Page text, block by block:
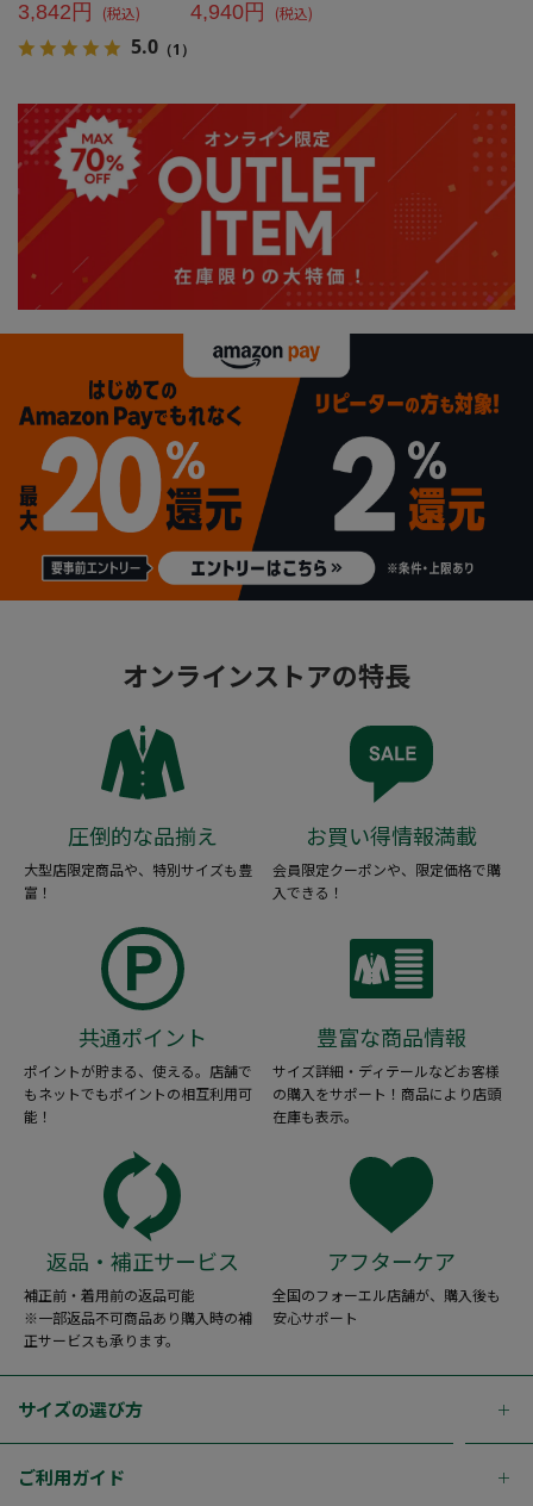
3,842円 (税込)
5.0 （1）
4,940円 (税込)
オンラインストアの特長
圧倒的な品揃え
大型店限定商品や、特別サイズも豊
富！
お買い得情報満載
会員限定クーポンや、限定価格で購
入できる！
共通ポイント
ポイントが貯まる、使える。店舗で
もネットでもポイントの相互利用可
能！
豊富な商品情報
サイズ詳細・ディテールなどお客様
の購入をサポート！商品により店頭
在庫も表示。
返品・補正サービス
補正前・着用前の返品可能
※一部返品不可商品あり購入時の補
正サービスも承ります。
アフターケア
全国のフォーエル店舗が、購入後も
安心サポート
サイズの選び方
ご利用ガイド